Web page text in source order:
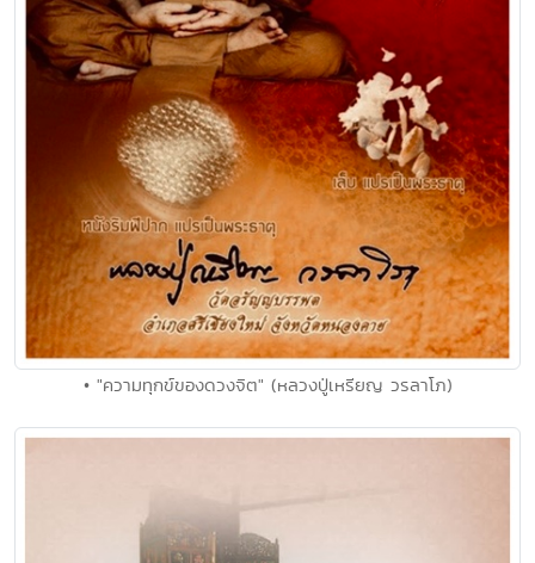
• "ความทุกข์ของดวงจิต" (หลวงปู่เหรียญ วรลาโภ)